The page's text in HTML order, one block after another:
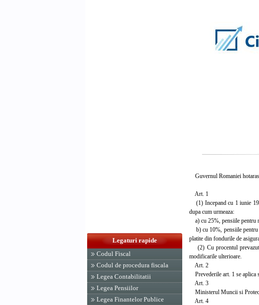
Legaturi rapide
Codul Fiscal
Codul de procedura fiscala
Legea Contabilitatii
Legea Pensiilor
Legea Finantelor Publice
Guvernul Romaniei
Art. 1
(1) Incepand cu 1 iunie
dupa cum urmeaza:
a) cu 25%, pensiile pentru
b) cu 10%, pensiile pentru
platite din fondurile de
(2) Cu procentul prevazut
modificarile ulterioare.
Art. 2
Prevederile art. 1 se aplica
Art. 3
Ministerul Muncii si
Art. 4